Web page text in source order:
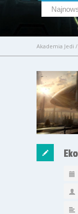
Akademia Jedi /